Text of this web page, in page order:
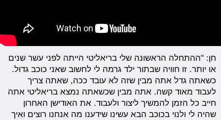
חן: "ההתחלה הראשונה שלי בריאליטי הייתה לפני עשר שנים
או יותר. זו חוויה שבתור ילד גרמה לי לחשוב שאני כוכב גדול.
כשאתה גדל אתה מבין שזה לא עובד ככה, שאתה צריך
לעבוד מאוד קשה. אתה מבין שכשאתה נמצא בריאליטי אתה
חייב כל הזמן להמשיך ליצור ולעבוד. את האודישן האחרון
שהיה לי ולנוי בכוכב הבא עשינו שידענו מה אנחנו רוצים ואיך